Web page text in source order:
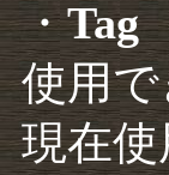
・Tag
使用
現在